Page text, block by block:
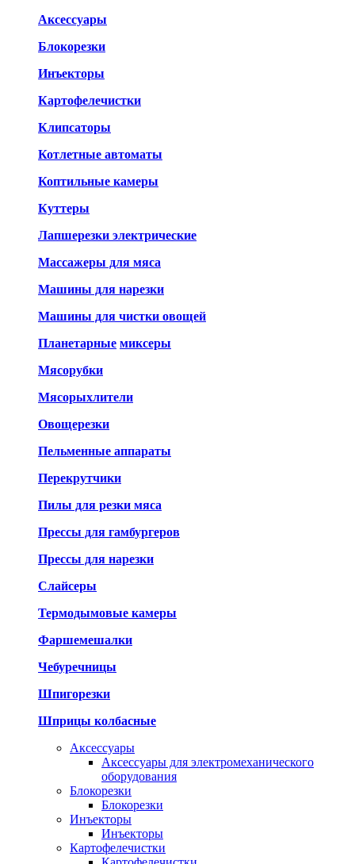
Аксессуары
Блокорезки
Инъекторы
Картофелечистки
Клипсаторы
Котлетные автоматы
Коптильные камеры
Куттеры
Лапшерезки электрические
Массажеры для мяса
Машины для нарезки
Машины для чистки овощей
Планетарные миксеры
Мясорубки
Мясорыхлители
Овощерезки
Пельменные аппараты
Перекрутчики
Пилы для резки мяса
Прессы для гамбургеров
Прессы для нарезки
Слайсеры
Термодымовые камеры
Фаршемешалки
Чебуречницы
Шпигорезки
Шприцы колбасные
Аксессуары
Аксессуары для электромеханического
оборудования
Блокорезки
Блокорезки
Инъекторы
Инъекторы
Картофелечистки